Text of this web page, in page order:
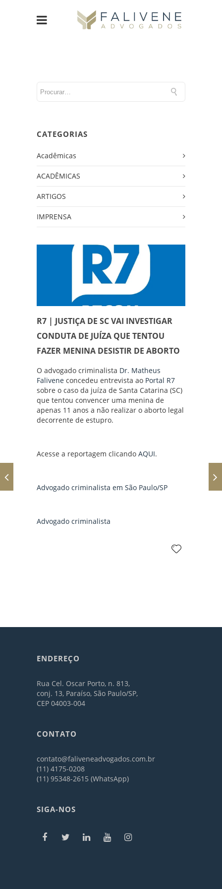
CATEGORIAS
Acadêmicas
ACADÊMICAS
ARTIGOS
IMPRENSA
R7 | JUSTIÇA DE SC VAI INVESTIGAR
CONDUTA DE JUÍZA QUE TENTOU
FAZER MENINA DESISTIR DE ABORTO
O advogado criminalista Dr. Matheus
Falivene concedeu entrevista ao Portal R7
sobre o caso da juíza de Santa Catarina (SC)
que tentou convencer uma menina de
apenas 11 anos a não realizar o aborto legal
decorrente de estupro.
Acesse a reportagem clicando AQUI.
Advogado criminalista em São Paulo/SP
Advogado criminalista
ENDEREÇO
Rua Cel. Oscar Porto, n. 813,
conj. 13, Paraíso, São Paulo/SP,
CEP 04003-004
CONTATO
contato@faliveneadvogados.com.br
(11) 4175-0208
(11) 95348-2615 (WhatsApp)
SIGA-NOS